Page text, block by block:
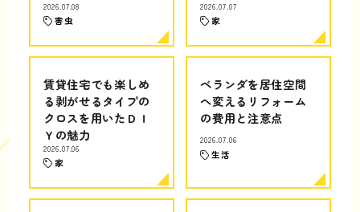
2026.07.08
害虫
2026.07.07
家
賃貸住宅でも楽しめ
る剥がせるタイプの
クロスを用いたＤＩ
Ｙの魅力
2026.07.06
家
ベランダを居住空間
へ変えるリフォーム
の費用と注意点
2026.07.06
生活